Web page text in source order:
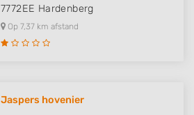
7772EE Hardenberg
Op 7,37 km afstand
Jaspers hovenier